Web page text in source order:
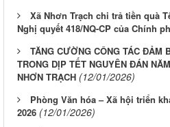
Xã Nhơn Trạch chi trả tiền quà
Nghị quyết 418/NQ-CP của Chính
TĂNG CƯỜNG CÔNG TÁC ĐẢM
TRONG DỊP TẾT NGUYÊN ĐÁN
NHƠN TRẠCH (12/01/2026)
Phòng Văn hóa – Xã hội triển
2026 (12/01/2026)